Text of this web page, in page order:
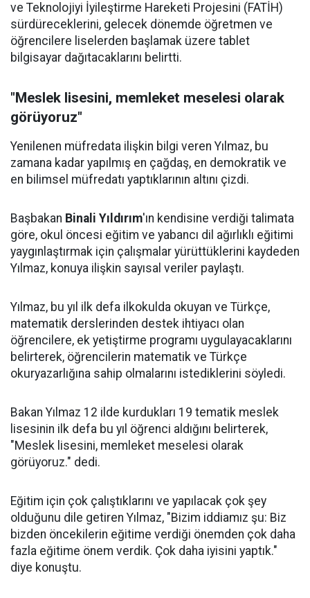
ve Teknolojiyi İyileştirme Hareketi Projesini (FATİH)
sürdüreceklerini, gelecek dönemde öğretmen ve
öğrencilere liselerden başlamak üzere tablet
bilgisayar dağıtacaklarını belirtti.
"Meslek lisesini, memleket meselesi olarak
görüyoruz"
Yenilenen müfredata ilişkin bilgi veren Yılmaz, bu
zamana kadar yapılmış en çağdaş, en demokratik ve
en bilimsel müfredatı yaptıklarının altını çizdi.
Başbakan Binali Yıldırım'ın kendisine verdiği talimata
göre, okul öncesi eğitim ve yabancı dil ağırlıklı eğitimi
yaygınlaştırmak için çalışmalar yürüttüklerini kaydeden
Yılmaz, konuya ilişkin sayısal veriler paylaştı.
Yılmaz, bu yıl ilk defa ilkokulda okuyan ve Türkçe,
matematik derslerinden destek ihtiyacı olan
öğrencilere, ek yetiştirme programı uygulayacaklarını
belirterek, öğrencilerin matematik ve Türkçe
okuryazarlığına sahip olmalarını istediklerini söyledi.
Bakan Yılmaz 12 ilde kurdukları 19 tematik meslek
lisesinin ilk defa bu yıl öğrenci aldığını belirterek,
"Meslek lisesini, memleket meselesi olarak
görüyoruz." dedi.
Eğitim için çok çalıştıklarını ve yapılacak çok şey
olduğunu dile getiren Yılmaz, "Bizim iddiamız şu: Biz
bizden öncekilerin eğitime verdiği önemden çok daha
fazla eğitime önem verdik. Çok daha iyisini yaptık."
diye konuştu.